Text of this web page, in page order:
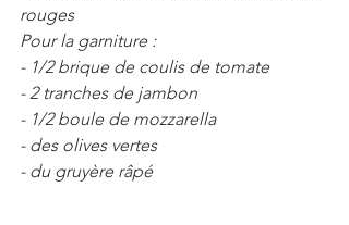
rouges
Pour la garniture :
- 1/2 brique de coulis de tomate
- 2 tranches de jambon
- 1/2 boule de mozzarella
- des olives vertes
- du gruyère râpé